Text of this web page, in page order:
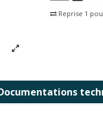
Reprise 1